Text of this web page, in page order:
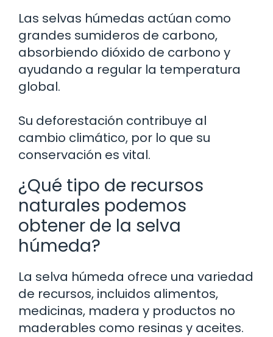
Las selvas húmedas actúan como
grandes sumideros de carbono,
absorbiendo dióxido de carbono y
ayudando a regular la temperatura
global.
Su deforestación contribuye al
cambio climático, por lo que su
conservación es vital.
¿Qué tipo de recursos
naturales podemos
obtener de la selva
húmeda?
La selva húmeda ofrece una variedad
de recursos, incluidos alimentos,
medicinas, madera y productos no
maderables como resinas y aceites.